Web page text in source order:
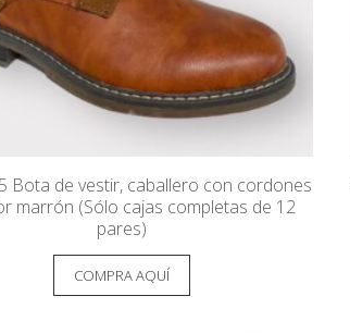
Bota de vestir, caballero con cordones
marrón (Sólo cajas completas de 12
pares)
COMPRA AQUÍ